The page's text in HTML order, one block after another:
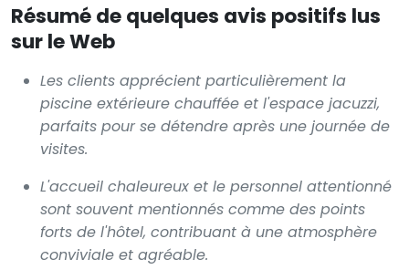
Résumé de quelques avis positifs lus
sur le Web
Les clients apprécient particulièrement la
piscine extérieure chauffée et l'espace jacuzzi,
parfaits pour se détendre après une journée de
visites.
L'accueil chaleureux et le personnel attentionné
sont souvent mentionnés comme des points
forts de l'hôtel, contribuant à une atmosphère
conviviale et agréable.